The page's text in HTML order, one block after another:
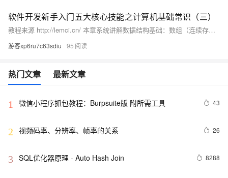
软件开发新手入门五大核心技能之计算机基础常识（三）
教程来源 http://lemci.cn/ 本章系统讲解数据结构基础：数组（连续存储、O(1)访问）、链表（指针链接、O(1)增删）、栈（LIFO）、队列（FIFO）、哈希表（O(1)查找）、树与图（层次/网络关系），辅以多语言代码实例，揭示高效组织数据的核心逻辑。
游客xp6ru7c63sdiu 95
热门文章 最新文章
1 微信小程序抓包教程：Burpsuite版 附所需工具 43
2 视频码率、分辨率、帧率的关系 26
3 SQL优化器原理 - Auto Hash Join 8288